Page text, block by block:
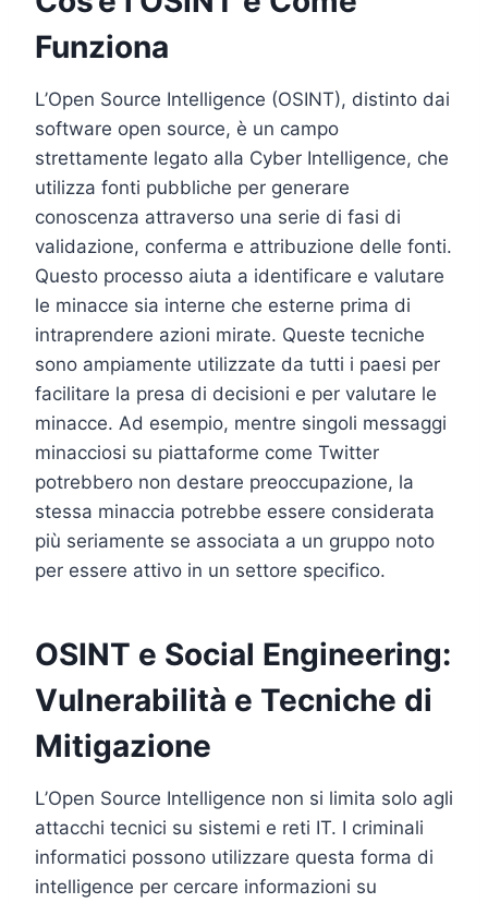
Funziona
L’Open Source Intelligence (OSINT), distinto dai
software open source, è un campo
strettamente legato alla Cyber Intelligence, che
utilizza fonti pubbliche per generare
conoscenza attraverso una serie di fasi di
validazione, conferma e attribuzione delle fonti.
Questo processo aiuta a identificare e valutare
le minacce sia interne che esterne prima di
intraprendere azioni mirate. Queste tecniche
sono ampiamente utilizzate da tutti i paesi per
facilitare la presa di decisioni e per valutare le
minacce. Ad esempio, mentre singoli messaggi
minacciosi su piattaforme come Twitter
potrebbero non destare preoccupazione, la
stessa minaccia potrebbe essere considerata
più seriamente se associata a un gruppo noto
per essere attivo in un settore specifico.
OSINT e Social Engineering:
Vulnerabilità e Tecniche di
Mitigazione
L’Open Source Intelligence non si limita solo agli
attacchi tecnici su sistemi e reti IT. I criminali
informatici possono utilizzare questa forma di
intelligence per cercare informazioni su